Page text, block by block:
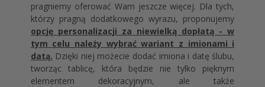
pragniemy oferować Wam jeszcze więcej. Dla tych,
którzy pragną dodatkowego wyrazu, proponujemy
opcję personalizacji za niewielką dopłatą - w
tym celu należy wybrać wariant z imionami i
datą. Dzięki niej możecie dodać imiona i datę ślubu,
tworząc tablicę, która będzie nie tylko pięknym
elementem dekoracyjnym, ale także